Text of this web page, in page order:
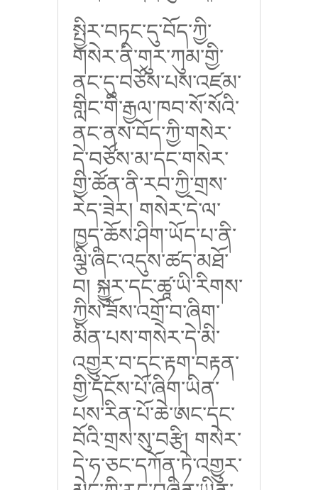
སྤྱིར་བཏང་དུ་བོད་ཀྱི་
གསེར་ནི་གུར་ཀུམ་གྱི་
ནང་དུ་བཙོས་པས་འཛམ་
གླིང་གི་རྒྱལ་ཁབ་སོ་སོའི་
ནང་ནས་བོད་ཀྱི་གསེར་
དེ་བཙོས་མ་དང་གསེར་
གྱི་ཚོན་ནི་རབ་ཀྱི་གྲས་
རེད་ཟེར། གསེར་དེ་ལ་
ཁྱད་ཆོས་ཤིག་ཡོད་པ་ནི་
ལྕི་ཞིང་འདུས་ཚད་མཐོ་
བ། སྐྱུར་དང་ཚཱ་ཡི་རིགས་
ཀྱིས་ཟོས་འགྲོ་བ་ཞིག་
མིན་པས་གསེར་དེ་མི་
འགྱུར་བ་དང་རྟག་བརྟན་
གྱི་དངོས་པོ་ཞིག་ཡིན་
པས་རིན་པོ་ཆེ་ཨང་དང་
བོའི་གྲས་སུ་བརྩི། གསེར་
དེ་ཧ་ཅང་དཀོན་ཏེ་འགྱུར་